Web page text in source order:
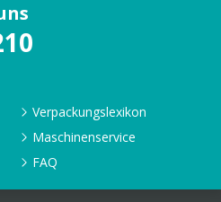
Verpackungslexikon
Maschinenservice
FAQ